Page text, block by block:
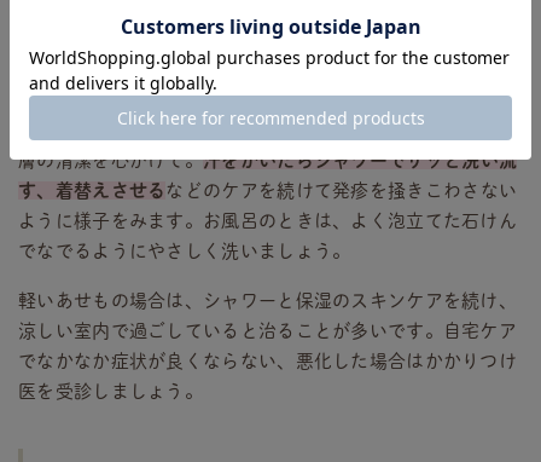
汗や汚れはかゆみを助長し、あせもの悪化につながるため皮
膚の清潔を心がけて。汗をかいたらシャワーでサッと洗い流
す、着替えさせる などのケアを続けて発疹を掻きこわさない
ように様子をみます。お風呂のときは、よく泡立てた石けん
でなでるようにやさしく洗いましょう。
軽いあせもの場合は、シャワーと保湿のスキンケアを続け、
涼しい室内で過ごしていると治ることが多いです。自宅ケア
でなかなか症状が良くならない、悪化した場合はかかりつけ
医を受診しましょう。